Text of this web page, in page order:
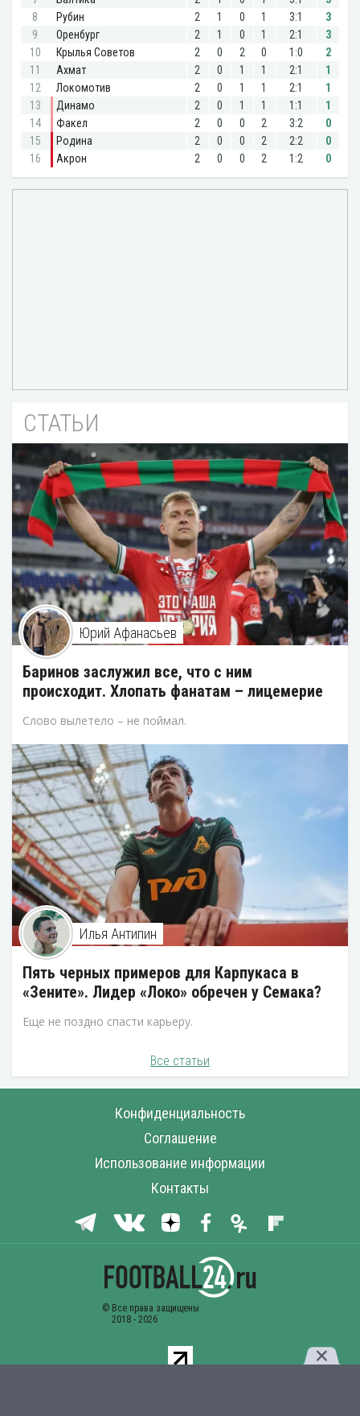
СТАТЬИ
Юрий Афанасьев
Баринов заслужил все, что с ним
происходит. Хлопать фанатам – лицемерие
Слово вылетело – не поймал.
Илья Антипин
Пять черных примеров для Карпукаса в
«Зените». Лидер «Локо» обречен у Семака?
Еще не поздно спасти карьеру.
Все статьи
Конфиденциальность
Соглашение
Использование информации
Контакты